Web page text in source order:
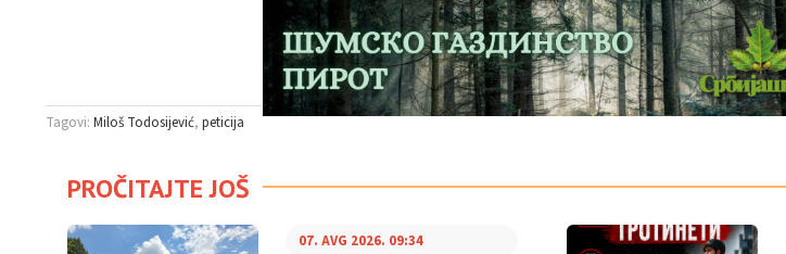
Tagovi: Miloš Todosijević peticija
PROČITAJTE JOŠ
07. AVG 2026. 09:34